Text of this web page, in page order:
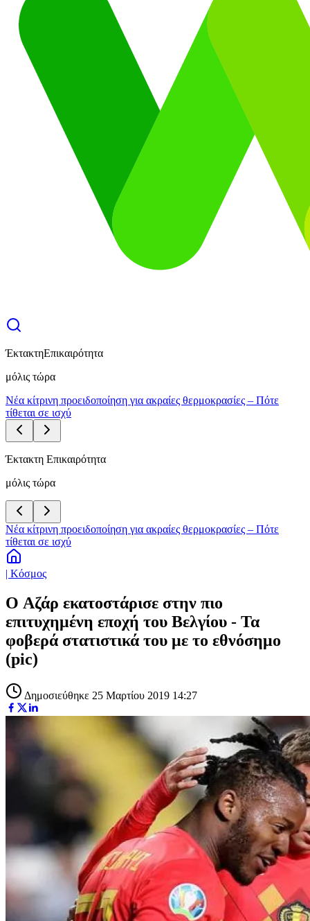
ΈκτακτηΕπικαιρότητα
μόλις τώρα
Νέα κίτρινη προειδοποίηση για ακραίες θερμοκρασίες – Πότε
τίθεται σε ισχύ
Έκτακτη Επικαιρότητα
μόλις τώρα
Νέα κίτρινη προειδοποίηση για ακραίες θερμοκρασίες – Πότε
τίθεται σε ισχύ
| Κόσμος
O Αζάρ εκατοστάρισε στην πιο
επιτυχημένη εποχή του Βελγίου - Τα
φοβερά στατιστικά του με το εθνόσημο
(pic)
Δημοσιεύθηκε 25 Μαρτίου 2019 14:27